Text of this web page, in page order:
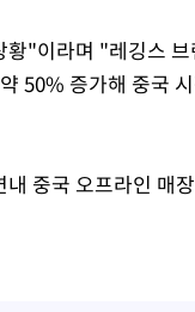
"이라며 "레깅스 브
50% 증가해 중국
중국 오프라인 매